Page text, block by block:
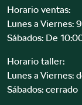
Horario ventas:
Lunes a Viernes:
Sábados: De
Horario taller:
Lunes a Viernes:
Sábados: cerrado